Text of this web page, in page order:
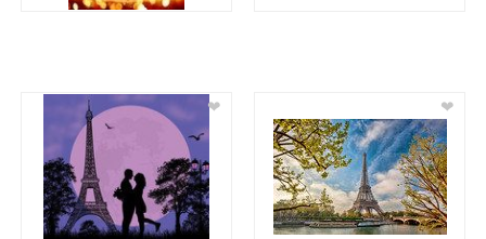
❤ ❤